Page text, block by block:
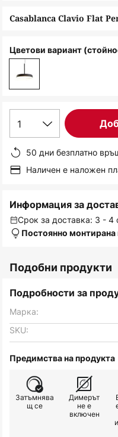
Casablanca Clavio Flat
Цветови вариант
1
50 дни безплатно
Наличен е наложен
Информация за
Срок за доставка: 3 - 4
Постоянно
Подобни продукти
Подробности за
Марка:
SKU:
Предимства на продукта
Затъмнява
щ се
Димерът
не е
включен